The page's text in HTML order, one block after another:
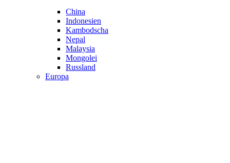
China
Indonesien
Kambodscha
Nepal
Malaysia
Mongolei
Russland
Europa